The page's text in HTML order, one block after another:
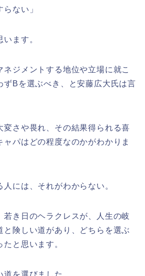
ない」
ます。
ネジメントする地位や立場に就こ
ずBを選ぶべき、と安藤広大氏は言
変さや畏れ、その結果得られる喜
ャパはどの程度なのかがわかりま
には、それがわからない。
若き日のヘラクレスが、人生の岐
と険しい道があり、どちらを選ぶ
と思います。
を選びました。